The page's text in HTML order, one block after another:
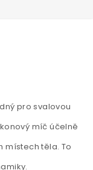
pro svalovou
míč účelně
místech těla. To